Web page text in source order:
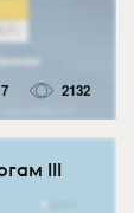
2132
III